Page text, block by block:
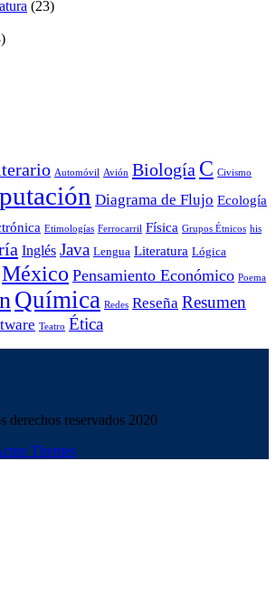
(23)
Automóvil Avión Biología C Civismo
Diagrama de Flujo Ecología
Etimologías Ferrocarril Física Grupos Étnicos his
Inglés Java Lengua Literatura Lógica
México Pensamiento Económico Poema
Química Redes Reseña Resumen
Teatro Ética
derechos reservados 2020
Themes